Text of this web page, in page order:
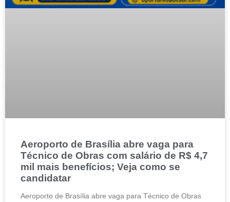
Aeroporto de Brasília abre vaga para
Técnico de Obras com salário de R$ 4,7
mil mais benefícios; Veja como se
candidatar
Aeroporto de Brasília abre vaga para Técnico de Obras